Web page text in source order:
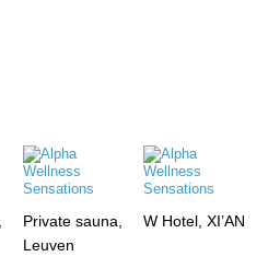
Private sauna,
Leuven
W Hotel, XI’AN